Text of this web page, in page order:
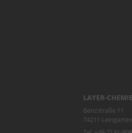
LAYER-
Benzstraße 11
74211 Leingarten